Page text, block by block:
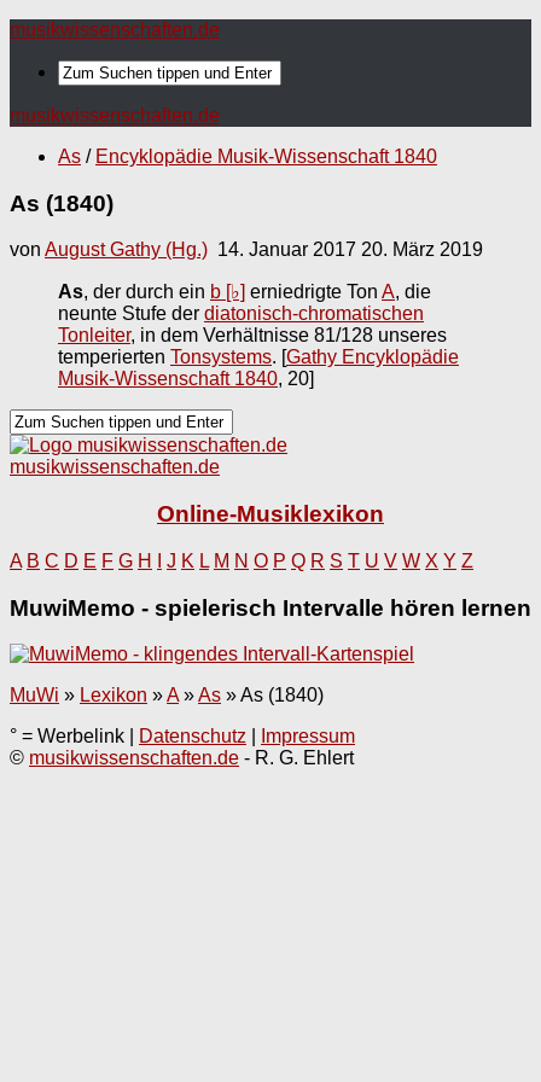
musikwissenschaften.de
musikwissenschaften.de
As / Encyklopädie Musik-Wissenschaft 1840
As (1840)
von August Gathy (Hg.) 14. Januar 2017 20. März 2019
As, der durch ein b [♭] erniedrigte Ton A, die
neunte Stufe der diatonisch-chromatischen
Tonleiter, in dem Verhältnisse 81/128 unseres
temperierten Tonsystems. [Gathy Encyklopädie
Musik-Wissenschaft 1840, 20]
musikwissenschaften.de
Online-Musiklexikon
A B C D E F G H J K L M N O P Q R S T U V W X Y Z
MuwiMemo - spielerisch Intervalle hören lernen
MuWi » Lexikon »A »As »As (1840)
° = Werbelink |
Datenschutz
Impressum
© musikwissenschaften.de - R. G. Ehlert